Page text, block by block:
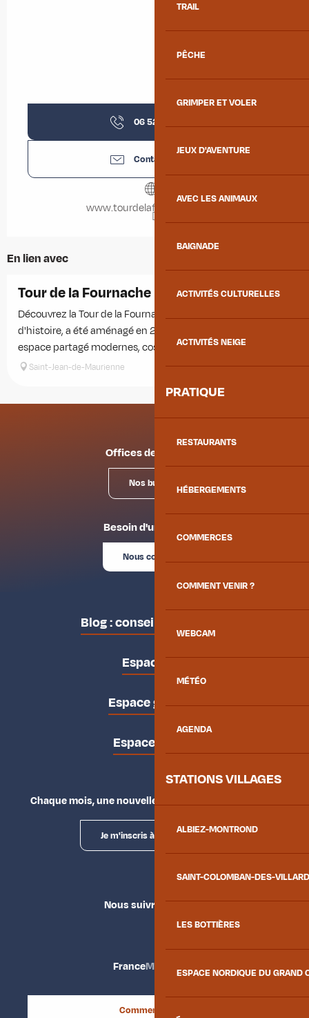
TRAIL
PÊCHE
GRIMPER ET VOLER
JEUX D'AVENTURE
AVEC LES ANIMAUX
BAIGNADE
ACTIVITÉS CULTURELLES
ACTIVITÉS NEIGE
PRATIQUE
RESTAURANTS
HÉBERGEMENTS
COMMERCES
COMMENT VENIR ?
WEBCAM
MÉTÉO
AGENDA
STATIONS VILLAGES
ALBIEZ-MONTROND
SAINT-COLOMBAN-DES-
LES BOTTIÈRES
ESPACE NORDIQUE DU GRAND
06 52 41 96
Contactez-nous
www.tourdelafournache.com
En lien avec
Tour de la Fournache
Découvrez la Tour de la Fournache. Ce lieu insolite et chargé
d'histoire, a été aménagé en 2 chambres, 1 duplex et un
espace partagé modernes, cosy et bien équipés, pour des...
Saint-Jean-de-Maurienne
Offices de tourisme
Nos bureaux
Besoin d'un conseil ?
Nous contacter
Blog : conseils des locaux
Espace pro
Espace groupes
Espace presse
Chaque mois, une nouvelle façon d'explorer la vallée.
Je m'inscris à la newsletter
Nous suivre
FranceMaurienne
Comment venir ?